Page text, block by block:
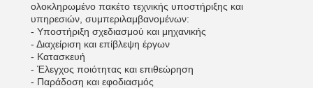
ολοκληρωμένο πακέτο τεχνικής υποστήριξης και
υπηρεσιών, συμπεριλαμβανομένων:
- Υποστήριξη σχεδιασμού και μηχανικής
- Διαχείριση και επίβλεψη έργων
- Κατασκευή
- Έλεγχος ποιότητας και επιθεώρηση
- Παράδοση και εφοδιασμός